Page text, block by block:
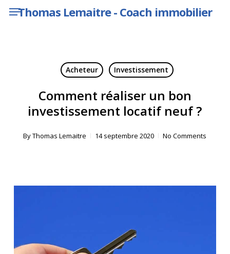
Skip Thomas Lemaitre - Coach immobilier
Menu
Acheteur Investissement
Comment réaliser un bon
investissement locatif neuf ?
ByThomas Lemaitre 14 septembre 2020 No Comments